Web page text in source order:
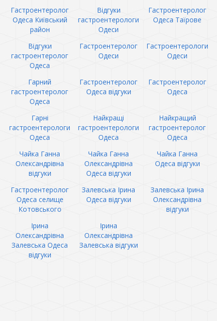
Гастроентеролог
Одеса Київський
район
Відгуки
гастроентерологи
Одеси
Гастроентеролог
Одеса Таїрове
Відгуки
гастроентеролог
Одеса
Гастроентеролог
Одеси
Гастроентерологи
Одеси
Гарний
гастроентеролог
Одеса
Гастроентеролог
Одеса відгуки
Гастроентеролог
Одеса
Гарні
гастроентерологи
Одеса
Найкращі
гастроентерологи
Одеса
Найкращий
гастроентеролог
Одеса
Чайка Ганна
Олександрівна
відгуки
Чайка Ганна
Олександрівна
Одеса відгуки
Чайка Ганна
Одеса відгуки
Гастроентеролог
Одеса селище
Котовського
Залевська Ірина
Одеса відгуки
Залевська Ірина
Олександрівна
відгуки
Ірина
Олександрівна
Залевська Одеса
відгуки
Ірина
Олександрівна
Залевська відгуки